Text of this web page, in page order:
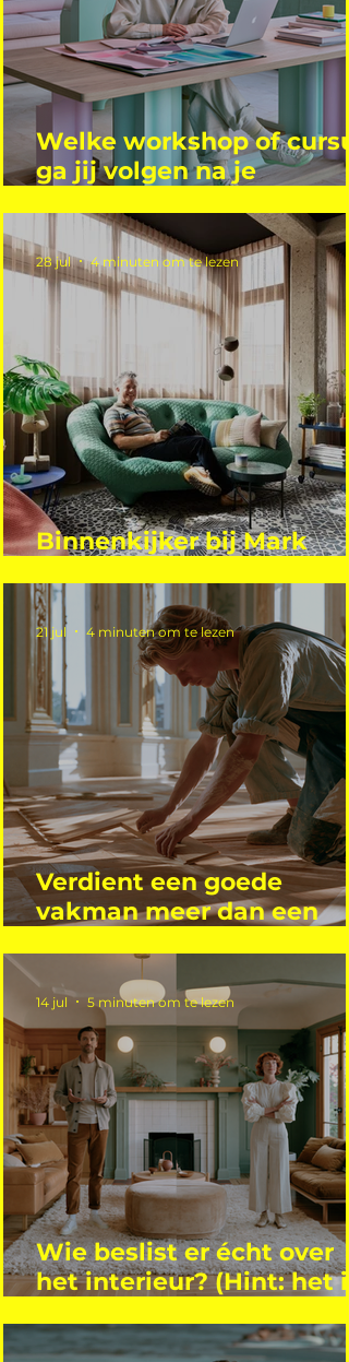
Welke workshop of
ga jij volgen na je
Binnenkijker bij Mark
28 jul 4 minuten om te lezen
Verdient een goede
vakman meer dan een
21 jul 4 minuten om te lezen
Wie beslist er écht over
het interieur? (Hint: het is
14 jul 5 minuten om te lezen